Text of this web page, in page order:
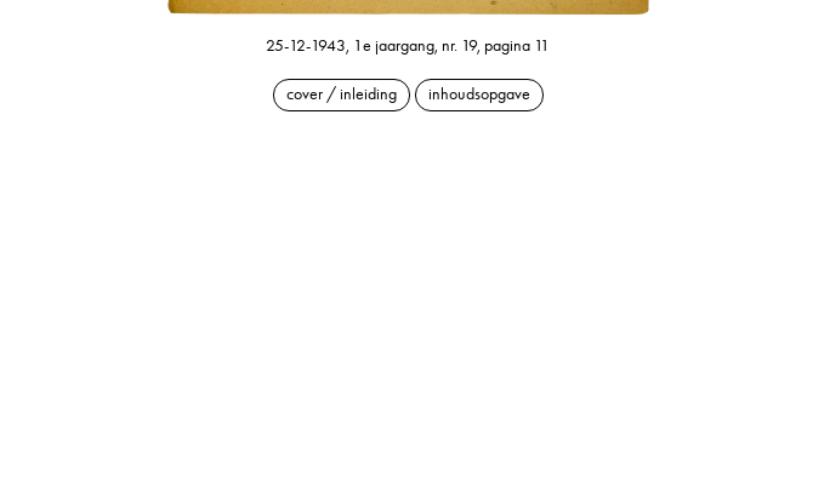
25-12-1943, 1e jaargang, nr. 19, pagina 11
cover / inleiding inhoudsopgave